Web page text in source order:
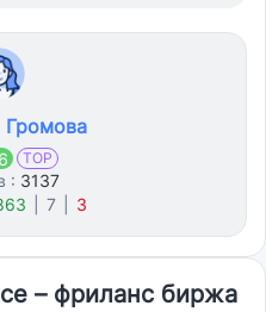
Громова
TOP
: 3137
7 3
– фриланс биржа